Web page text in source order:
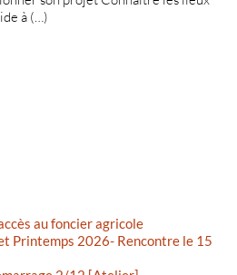
à (…)
au foncier agricole
Printemps 2026- Rencontre le 15